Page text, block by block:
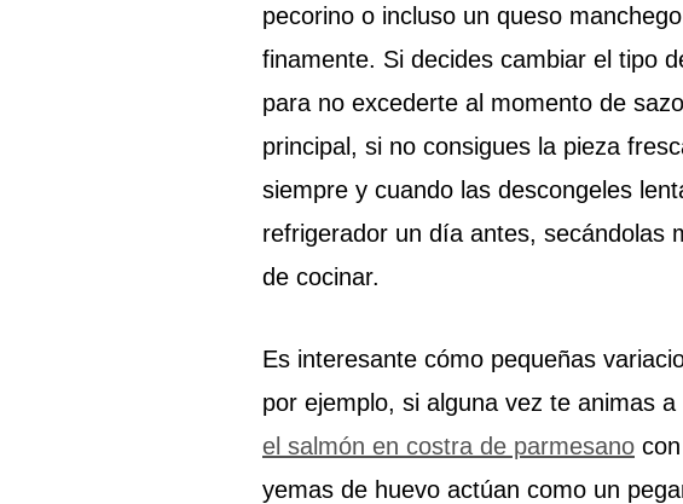
pecorino o incluso un queso
finamente. Si decides cambiar el tipo
para no excederte al momento de
principal, si no consigues la pieza
siempre y cuando las descongeles
refrigerador un día antes, secándolas
de cocinar.
Es interesante cómo pequeñas
por ejemplo, si alguna vez te animas
el salmón en costra de parmesano
yemas de huevo actúan como un